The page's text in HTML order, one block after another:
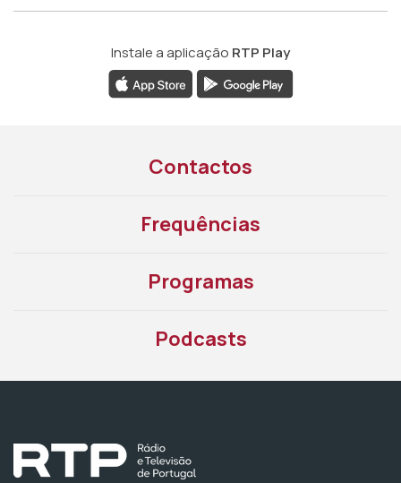
Instale a aplicação RTP Play
Contactos
Frequências
Programas
Podcasts